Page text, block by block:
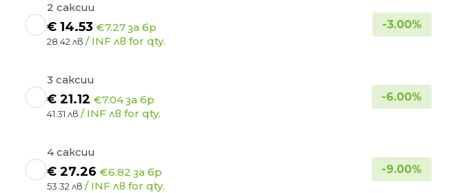
2 саксии
€ 14.53 €7.27 за бр
28.42 лв / INF лв for qty.
-3.00%
3 саксии
€ 21.12 €7.04 за бр
41.31 лв / INF лв for qty.
-6.00%
4 саксии
€ 27.26 €6.82 за бр
53.32 лв / INF лв for qty.
-9.00%